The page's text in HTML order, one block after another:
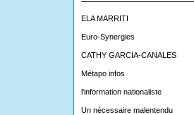
ELA MARRITI
Euro-Synergies
CATHY GARCIA-CANALES
Métapo infos
l'information nationaliste
Un nécessaire malentendu